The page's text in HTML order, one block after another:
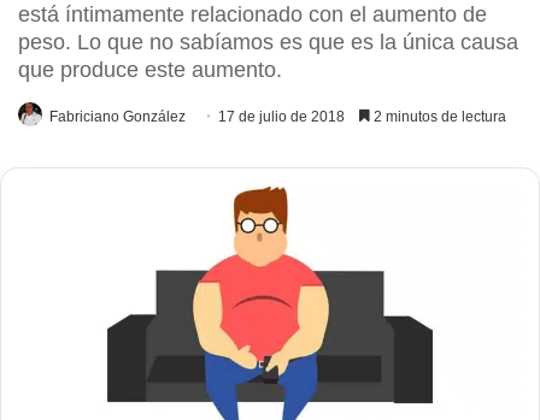
está íntimamente relacionado con el aumento de
peso. Lo que no sabíamos es que es la única causa
que produce este aumento.
Fabriciano González 17 de julio de 2018 2 minutos de lectura